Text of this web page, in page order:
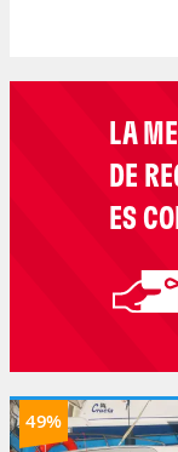
LA
DE
ES
49%